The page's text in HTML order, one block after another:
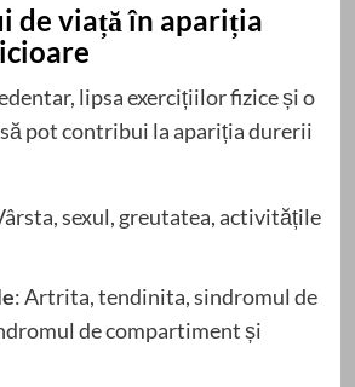
de viață în apariția
lipsa exercițiilor fizice și o
pot contribui la apariția durerii
sexul, greutatea, activitățile
: Artrita, tendinita, sindromul de
de compartiment și